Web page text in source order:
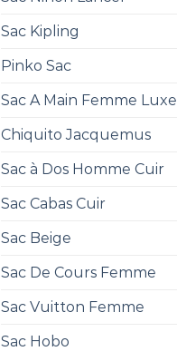
Sac Kipling
Pinko Sac
Sac A Main Femme Luxe
Chiquito Jacquemus
Sac à Dos Homme Cuir
Sac Cabas Cuir
Sac Beige
Sac De Cours Femme
Sac Vuitton Femme
Sac Hobo